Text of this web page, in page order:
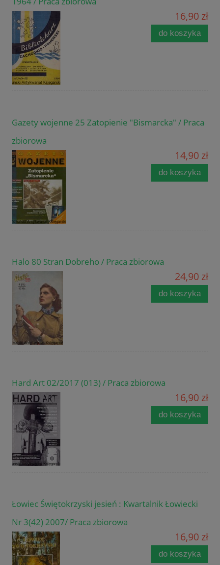
16,90 zł
do koszyka
Gazety wojenne 25 Zatopienie "Bismarcka" / Praca
zbiorowa
14,90 zł
do koszyka
Halo 80 Stran Dobreho / Praca zbiorowa
24,90 zł
do koszyka
Hard Art 02/2017 (013) / Praca zbiorowa
16,90 zł
do koszyka
Łowiec Świętokrzyski jesień : Kwartalnik Łowiecki
Nr 3(42) 2007/ Praca zbiorowa
16,90 zł
do koszyka